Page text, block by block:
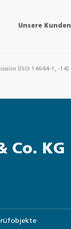
Unsere Kunden
(ISO 14644-1, -14)
Co. KG